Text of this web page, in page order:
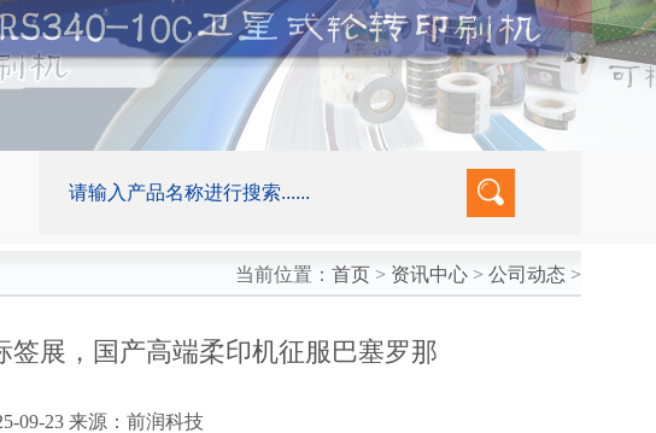
当前位置： 首页 > 资讯中心 > 公司动态 >
签展，国产高端柔印机征服巴塞罗那
09-23 来源：前润科技